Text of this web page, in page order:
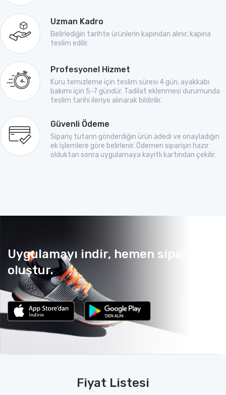
Uzman Kadro
Belirlediğin tarihte ürünlerin kapından alınır, kapına
teslim edilir.
Profesyonel Hizmet
Kuru temizleme için teslim süresi 4 gün, ayakkabı
bakımı için 5-7 gündür. Tadilat eklenmesi durumunda
teslim tarihi ileriye alınarak bildirilir.
Güvenli Ödeme
Sipariş tutarın gönderdiğin ürün adedi ve onayladığın
ek işlemlere göre belirlenir. Ödemen siparişin hazır
olduktan sonra uygulamaya kayıtlı kartından çekilir.
Uygulamayı indir, hemen sipariş
oluştur.
Fiyat Listesi